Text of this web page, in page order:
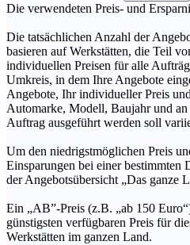
Die verwendeten Preis- und
Die tatsächlichen Anzahl der
basieren auf Werkstätten, die Teil
individuellen Preisen für alle
Umkreis, in dem Ihre Angebote
Angebote, Ihr individueller Preis
Automarke, Modell, Baujahr und
Auftrag ausgeführt werden soll
Um den niedrigstmöglichen Preis
Einsparungen bei einer bestimmten
der Angebotsübersicht „Das ganze
Ein „AB”-Preis (z.B. „ab 150
günstigsten verfügbaren Preis für
Werkstätten im ganzen Land.